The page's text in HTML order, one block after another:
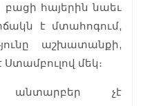
բացի հայերին նաեւ
է մտահոգում,
աշխատանքի,
մեկ։
անտարբեր չէ